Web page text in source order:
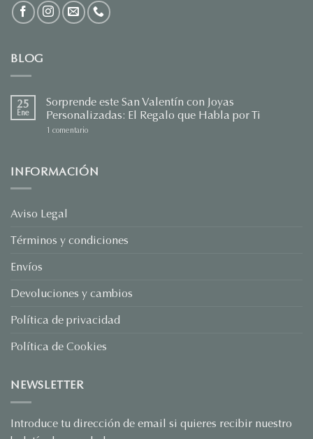
BLOG
25
Ene
Sorprende este San Valentín con Joyas
Personalizadas: El Regalo que Habla por Ti
1 comentarioen
Valentín
con
por
INFORMACIÓN
Aviso Legal
Términos y condiciones
Envíos
Devoluciones y cambios
Política de privacidad
Política de Cookies
NEWSLETTER
Introduce tu dirección de email si quieres recibir nuestro